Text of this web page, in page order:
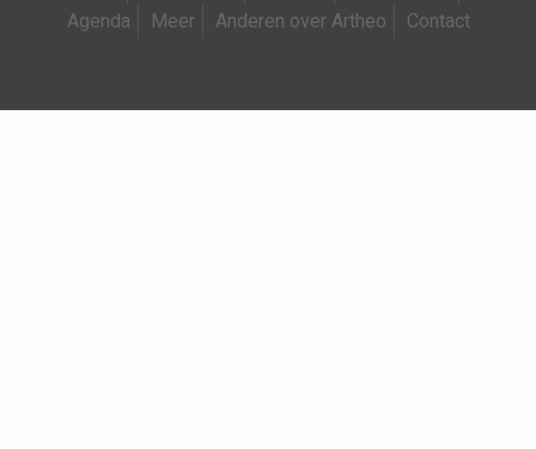
Agenda
Meer Anderen over Artheo Contact